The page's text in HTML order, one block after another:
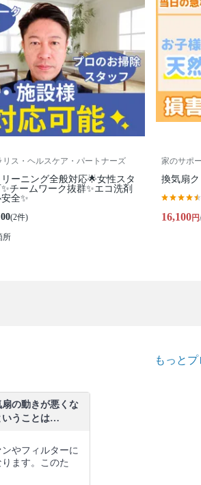
リス・ヘルスケア・パートナーズ
ーニング全般対応🌟女性スタ
チームワーク抜群✨エコ洗剤
全✨
(2件)
所
家のサポ
換気扇
16,100円
もっと
の動きが悪くな
いうことは…
やフィルターに
ます。このた